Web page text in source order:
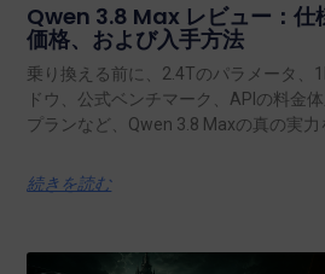
Qwen 3.8 Max レビュー：仕
価格、および入手方法
乗り換える前に、2.4Tのパラメータ、
ドウ、公式ベンチマーク、APIの料金
プランなど、Qwen 3.8 Maxの真の実
続きを読む